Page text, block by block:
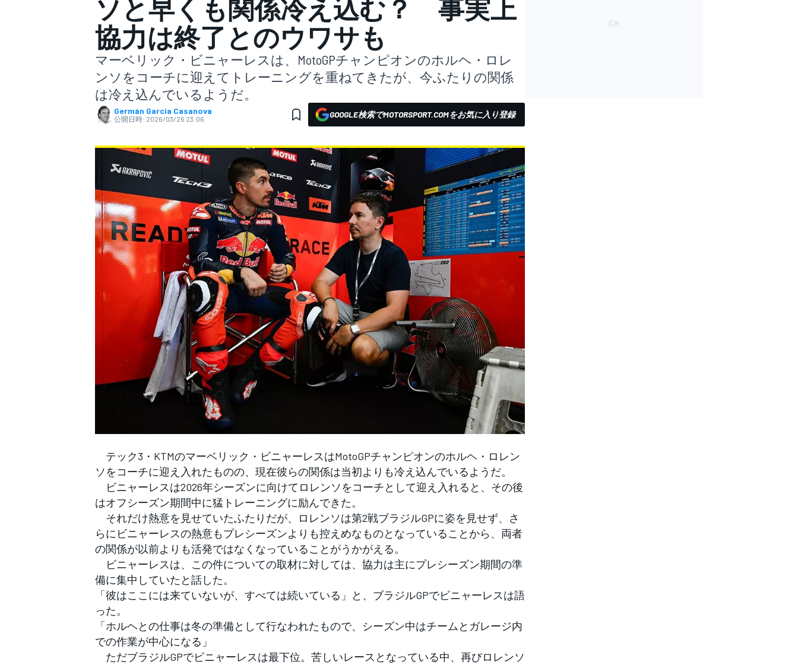
スーパーフォーミュラ
スーパーGT
フォーミュラE
ソと早くも関係冷え込む？ 事実上
協力は終了とのウワサも
マーベリック・ビニャーレスは、MotoGPチャンピオンのホルヘ・ロレ
ンソをコーチに迎えてトレーニングを重ねてきたが、今ふたりの関係
は冷え込んでいるようだ。
Germán Garcia Casanova
公開日時: 2026/03/26 23:06 GOOGLE検索でMOTORSPORT.COMをお気に入り登録
テック3・KTMのマーベリック・ビニャーレスはMotoGPチャンピオンのホルヘ・ロレン
ソをコーチに迎え入れたものの、現在彼らの関係は当初よりも冷え込んでいるようだ。
ビニャーレスは2026年シーズンに向けてロレンソをコーチとして迎え入れると、その後
はオフシーズン期間中に猛トレーニングに励んできた。
それだけ熱意を見せていたふたりだが、ロレンソは第2戦ブラジルGPに姿を見せず、さ
らにビニャーレスの熱意もプレシーズンよりも控えめなものとなっていることから、両者
の関係が以前よりも活発ではなくなっていることがうかがえる。
ビニャーレスは、この件についての取材に対しては、協力は主にプレシーズン期間の準
備に集中していたと話した。
「彼はここには来ていないが、すべては続いている」と、ブラジルGPでビニャーレスは語
った。
「ホルヘとの仕事は冬の準備として行なわれたもので、シーズン中はチームとガレージ内
での作業が中心になる」
ただブラジルGPでビニャーレスは最下位。苦しいレースとなっている中、再びロレンソ